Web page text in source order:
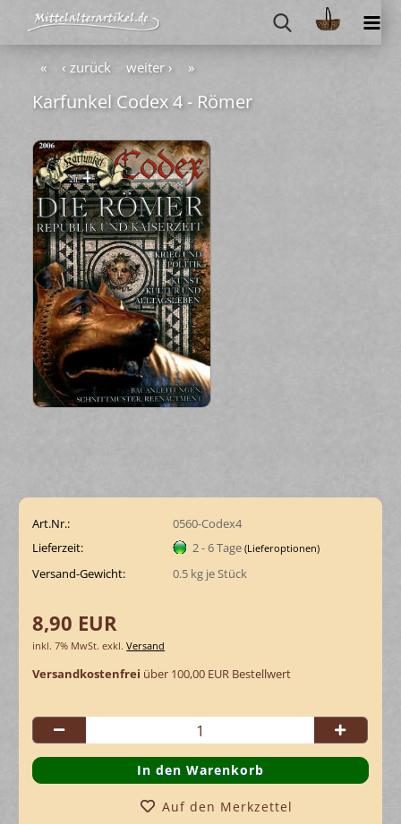
« ‹ zurück weiter › »
Kar­fun­kel Codex 4 - Römer
Art.Nr.:
0560-Codex4
Lieferzeit:
2 - 6 Tage (Lieferoptionen)
Versand-Gewicht: 0.5kg je Stück
8,90 EUR
inkl. 7% MwSt. exkl.Versand
Versandkostenfrei über 100,00 EUR Bestellwert
Auf den Merkzettel